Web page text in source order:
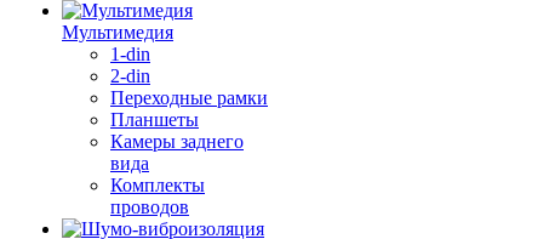
Мультимедия
1-din
2-din
Переходные рамки
Планшеты
Камеры заднего
вида
Комплекты
проводов